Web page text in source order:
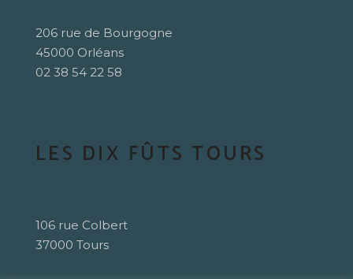
206 rue de Bourgogne
45000 Orléans
02 38 54 22 58
LES DIX FÛTS TOURS
106 rue Colbert
37000 Tours